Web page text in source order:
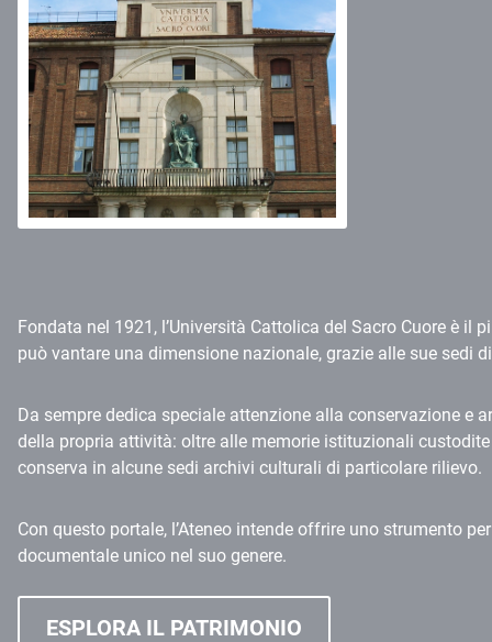
Fondata nel 1921, l’Università Cattolica del Sacro Cuore è il
può vantare una dimensione nazionale, grazie alle sue sedi
Da sempre dedica speciale attenzione alla conservazione
della propria attività: oltre alle memorie istituzionali custodite
conserva in alcune sedi archivi culturali di particolare rilievo.
Con questo portale, l’Ateneo intende offrire uno strumento
documentale unico nel suo genere.
ESPLORA IL PATRIMONIO